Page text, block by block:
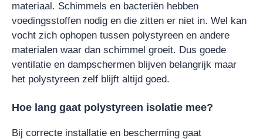
materiaal. Schimmels en bacteriën hebben
voedingsstoffen nodig en die zitten er niet in. Wel kan
vocht zich ophopen tussen polystyreen en andere
materialen waar dan schimmel groeit. Dus goede
ventilatie en dampschermen blijven belangrijk maar
het polystyreen zelf blijft altijd goed.
Hoe lang gaat polystyreen isolatie mee?
Bij correcte installatie en bescherming gaat